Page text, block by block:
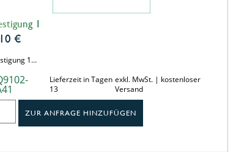
1
€
1…
Lieferzeit in Tagen
13
exkl. MwSt. | kostenloser
Versand
ZUR ANFRAGE HINZUFÜGEN